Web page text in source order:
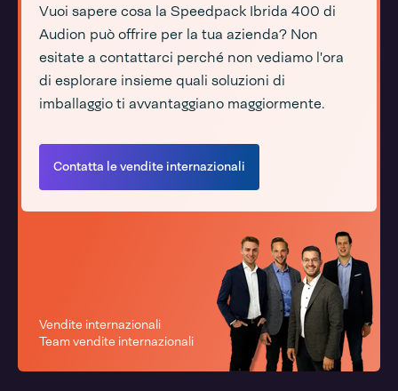
Vuoi sapere cosa la Speedpack Ibrida 400 di
Audion può offrire per la tua azienda? Non
esitate a contattarci perché non vediamo l'ora
di esplorare insieme quali soluzioni di
imballaggio ti avvantaggiano maggiormente.
Contatta le vendite internazionali
Vendite internazionali
Team vendite internazionali